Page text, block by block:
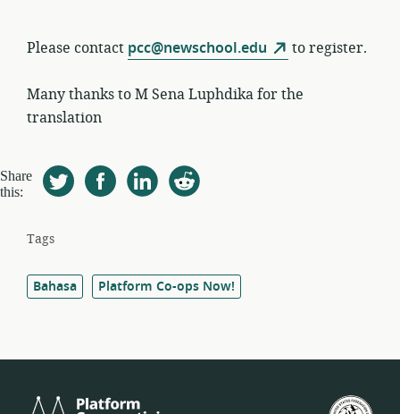
Please contact pcc@newschool.edu to register.
Many thanks to M Sena Luphdika for the
translation
Share
this:
Tags
Bahasa Platform Co-ops Now!